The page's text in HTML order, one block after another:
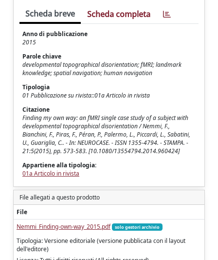
Scheda breve Scheda completa
Anno di pubblicazione
2015
Parole chiave
developmental topographical disorientation; fMRI; landmark
knowledge; spatial navigation; human navigation
Tipologia
01 Pubblicazione su rivista::01a Articolo in rivista
Citazione
Finding my own way: an fMRI single case study of a subject with
developmental topographical disorientation / Nemmi, F.,
Bianchini, F., Piras, F., Péran, P., Palermo, L., Piccardi, L., Sabatini,
U., Guariglia, C.. - In: NEUROCASE. - ISSN 1355-4794. - STAMPA. -
21:5(2015), pp. 573-583. [10.1080/13554794.2014.960424]
Appartiene alla tipologia:
01a Articolo in rivista
File allegati a questo prodotto
File
Nemmi_Finding-own-way_2015.pdf
solo gestori archivio
Tipologia: Versione editoriale (versione pubblicata con il layout
dell'editore)